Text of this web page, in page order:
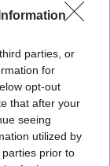
parties, or
for
opt-out
that after your
seeing
utilized by
prior to